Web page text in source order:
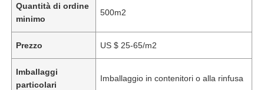
Quantità di ordine
minimo
500m2
Prezzo US $ 25-65/m2
Imballaggi
particolari
Imballaggio in contenitori o alla rinfusa